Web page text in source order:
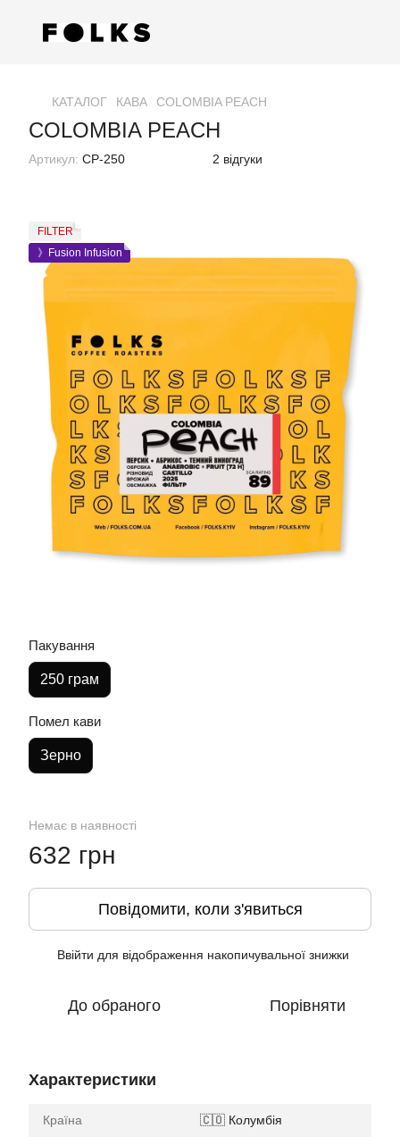
КАТАЛОГ КАВА COLOMBIA PEACH
COLOMBIA PEACH
Артикул: CP-250 2 відгуки
FILTER
》Fusion Infusion
Пакування
250 грам
Помел кави
Зерно
Немає в наявності
632 грн
Повідомити, коли з'явиться
Ввійти для відображення накопичувальної знижки
До обраного Порівняти
Характеристики
Країна 🇨🇴 Колумбія